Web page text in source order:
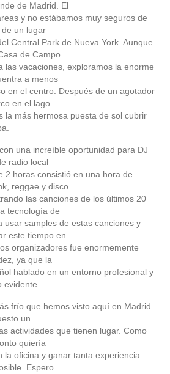
de Madrid. El
y no estábamos muy seguros de
un lugar
Central Park de Nueva York. Aunque
de Campo
las vacaciones, exploramos la enorme
a menos
en el centro. Después de un agotador
en el lago
la más hermosa puesta de sol cubrir
una increíble oportunidad para DJ
radio local
2 horas consistió en una hora de
reggae y disco
las canciones de los últimos 20
tecnología de
usar samples de estas canciones y
este tiempo en
organizadores fue enormemente
ya que la
hablado en un entorno profesional y
evidente.
frío que hemos visto aquí en Madrid
un
actividades que tienen lugar. Como
quiería
la oficina y ganar tanta experiencia
Espero